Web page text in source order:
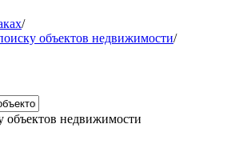
/
объектов недвижимости/
объектов недвижимости